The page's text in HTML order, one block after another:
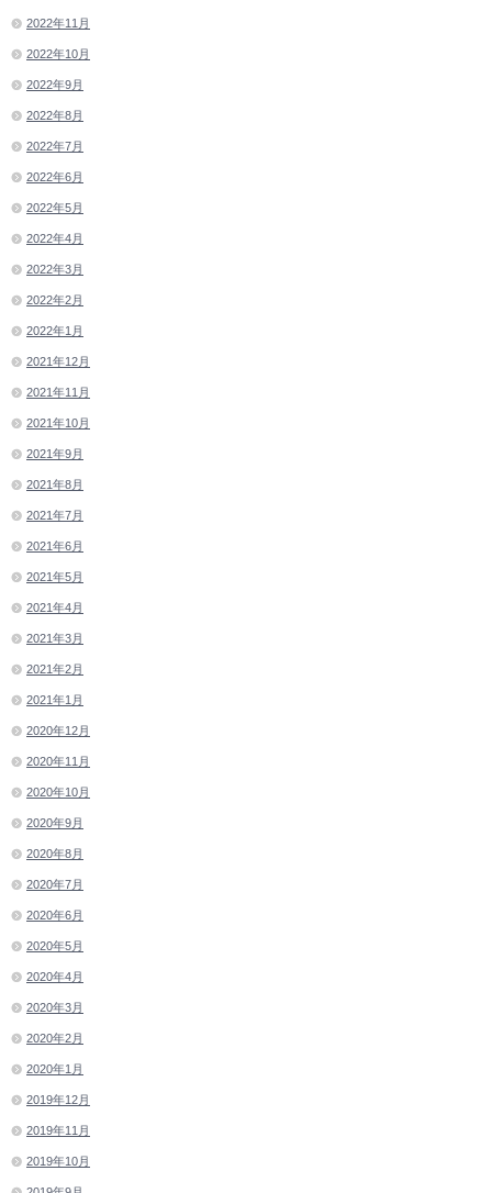
2022年11月
2022年10月
2022年9月
2022年8月
2022年7月
2022年6月
2022年5月
2022年4月
2022年3月
2022年2月
2022年1月
2021年12月
2021年11月
2021年10月
2021年9月
2021年8月
2021年7月
2021年6月
2021年5月
2021年4月
2021年3月
2021年2月
2021年1月
2020年12月
2020年11月
2020年10月
2020年9月
2020年8月
2020年7月
2020年6月
2020年5月
2020年4月
2020年3月
2020年2月
2020年1月
2019年12月
2019年11月
2019年10月